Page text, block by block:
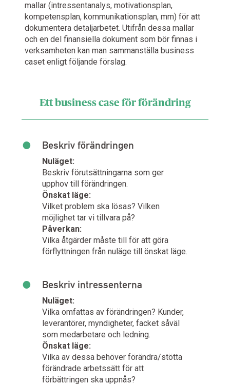
mallar (intressentanalys, motivationsplan,
kompetensplan, kommunikationsplan, mm) för att
dokumentera detaljarbetet. Utifrån dessa mallar
och en del finansiella dokument som bör finnas i
verksamheten kan man sammanställa business
caset enligt följande förslag.
Ett business case för förändring
• Beskriv förändringen
Nuläget:
Beskriv förutsättningarna som ger
upphov till förändringen.
Önskat läge:
Vilket problem ska lösas? Vilken
möjlighet tar vi tillvara på?
Påverkan:
Vilka åtgärder måste till för att göra
förflyttningen från nuläge till önskat läge.
• Beskriv intressenterna
Nuläget:
Vilka omfattas av förändringen? Kunder,
leverantörer, myndigheter, facket såväl
som medarbetare och ledning.
Önskat läge:
Vilka av dessa behöver förändra/stötta
förändrade arbetssätt för att
förbättringen ska uppnås?